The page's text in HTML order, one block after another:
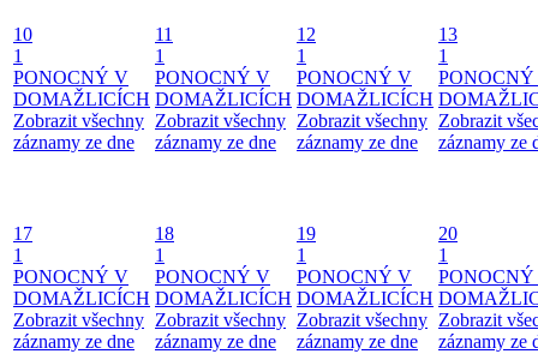
10
1
PONOCNÝ V
DOMAŽLICÍCH
Zobrazit všechny
záznamy ze dne
11
1
PONOCNÝ V
DOMAŽLICÍCH
Zobrazit všechny
záznamy ze dne
12
1
PONOCNÝ V
DOMAŽLICÍCH
Zobrazit všechny
záznamy ze dne
13
1
Zobrazit
záznamy ze
17
1
PONOCNÝ V
DOMAŽLICÍCH
Zobrazit všechny
záznamy ze dne
18
1
PONOCNÝ V
DOMAŽLICÍCH
Zobrazit všechny
záznamy ze dne
19
1
PONOCNÝ V
DOMAŽLICÍCH
Zobrazit všechny
záznamy ze dne
20
1
Zobrazit
záznamy ze